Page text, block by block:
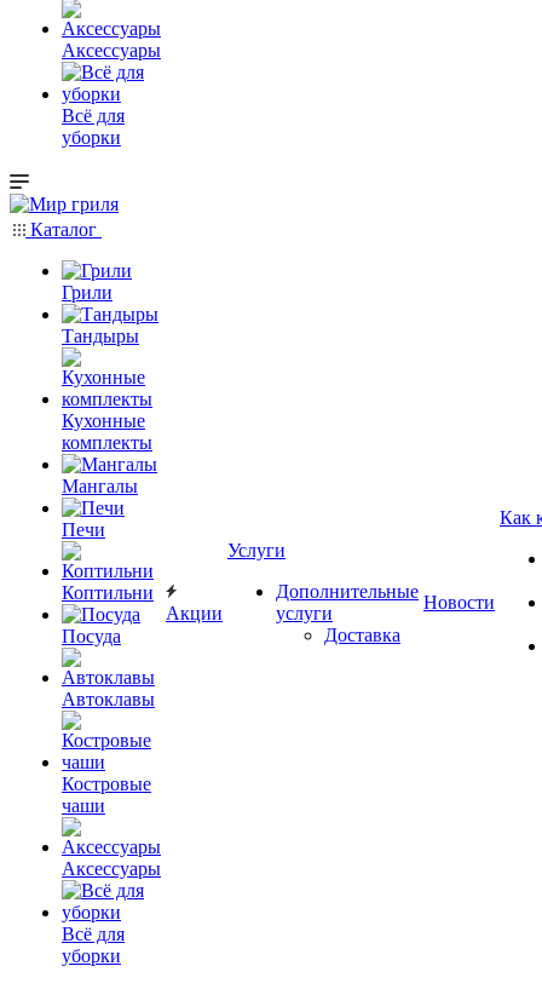
Аксессуары
Всё для
уборки
Каталог
Грили
Тандыры
Кухонные
комплекты
Мангалы
Печи
Коптильни
Посуда
Автоклавы
Костровые
чаши
Аксессуары
Всё для
уборки
Акции
Услуги
Дополнительные
услуги
Доставка
Новости
Как